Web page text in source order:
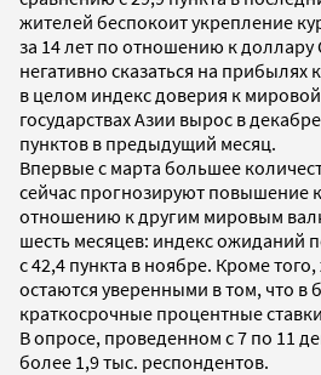
жителей беспокоит укрепление
за 14 лет по отношению к
негативно сказаться на
в целом индекс доверия к
государствах Азии вырос в
пунктов в предыдущий месяц.
Впервые с марта большее
сейчас прогнозируют повышение
отношению к другим мировым
шесть месяцев: индекс ожиданий
с 42,4 пункта в ноябре. Кроме
остаются уверенными в том, что
краткосрочные процентные
В опросе, проведенном с 7 по 11
более 1,9 тыс. респондентов.